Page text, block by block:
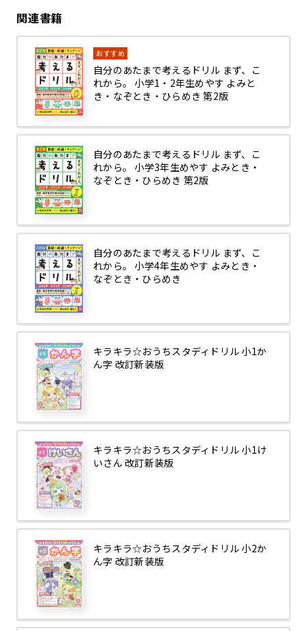
関連書籍
おすすめ
自分のあたまで考えるドリル まず、こ
れから。 小学1・2年生めやす よみと
き・なぞとき・ひらめき 第2版
自分のあたまで考えるドリル まず、こ
れから。 小学3年生めやす よみとき・
なぞとき・ひらめき 第2版
自分のあたまで考えるドリル まず、こ
れから。 小学4年生めやす よみとき・
なぞとき・ひらめき
キラキラ☆おうちスタディドリル 小1か
ん字 改訂新装版
キラキラ☆おうちスタディドリル 小1け
いさん 改訂新装版
キラキラ☆おうちスタディドリル 小2か
ん字 改訂新装版